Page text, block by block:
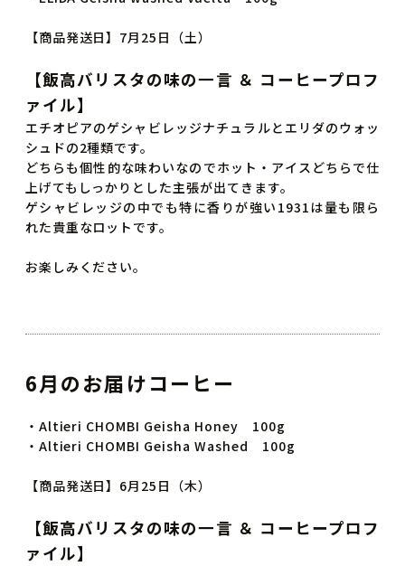
【商品発送日】7月25日（土）
【飯高バリスタの味の一言 ＆ コーヒープロフ
ァイル】
エチオピアのゲシャビレッジナチュラルとエリダのウォッ
シュドの2種類です。
どちらも個性的な味わいなのでホット・アイスどちらで仕
上げてもしっかりとした主張が出てきます。
ゲシャビレッジの中でも特に香りが強い1931は量も限ら
れた貴重なロットです。
お楽しみください。
6月のお届けコーヒー
・Altieri CHOMBI Geisha Honey 100g
・Altieri CHOMBI Geisha Washed 100g
【商品発送日】6月25日（木）
【飯高バリスタの味の一言 ＆ コーヒープロフ
ァイル】